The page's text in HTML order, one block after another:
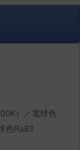
）／電球色
色Ra83